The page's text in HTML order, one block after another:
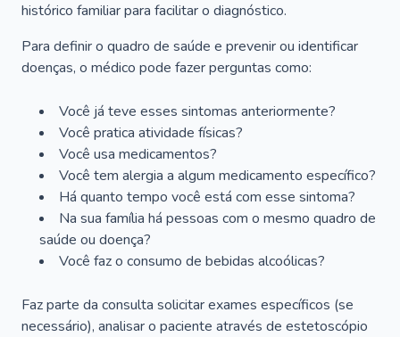
histórico familiar para facilitar o diagnóstico.
Para definir o quadro de saúde e prevenir ou identificar
doenças, o médico pode fazer perguntas como:
Você já teve esses sintomas anteriormente?
Você pratica atividade físicas?
Você usa medicamentos?
Você tem alergia a algum medicamento específico?
Há quanto tempo você está com esse sintoma?
Na sua família há pessoas com o mesmo quadro de
saúde ou doença?
Você faz o consumo de bebidas alcoólicas?
Faz parte da consulta solicitar exames específicos (se
necessário), analisar o paciente através de estetoscópio